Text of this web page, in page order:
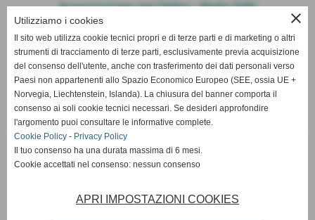
Associazione per l'Altro - Perla OdV
Strada di Valdipugna n.18 53100 Siena
C.F. 92054800526
iscritta dal 2/11/2022 nel Registro Unico del Terzo Settore (RUNTS)
al n. 65882
info@perlaltro.it
close
Utilizziamo i cookies
Il sito web utilizza cookie tecnici propri e di terze parti e di marketing o altri
strumenti di tracciamento di terze parti, esclusivamente previa acquisizione
del consenso dell'utente, anche con trasferimento dei dati personali verso
Paesi non appartenenti allo Spazio Economico Europeo (SEE, ossia UE +
Norvegia, Liechtenstein, Islanda). La chiusura del banner comporta il
consenso ai soli cookie tecnici necessari. Se desideri approfondire
l'argomento puoi consultare le informative complete.
Cookie Policy - Privacy Policy
Il tuo consenso ha una durata massima di 6 mesi.
Cookie accettati nel consenso: nessun consenso
APRI IMPOSTAZIONI COOKIES